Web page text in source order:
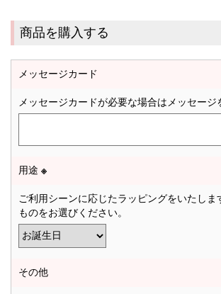
商品を購入する
メッセージカード
メッセージカードが必要な場合はメッセージ
用途 ※
ご利用シーンに応じたラッピングをいたしま
ものをお選びください。
その他